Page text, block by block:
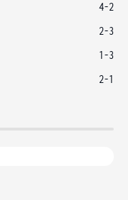
4-2
2-3
1-3
2-1